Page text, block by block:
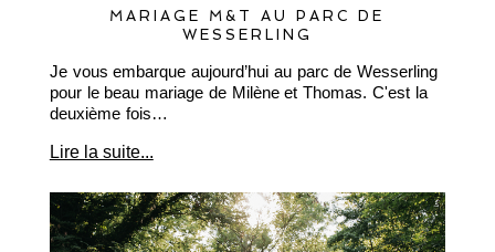
MARIAGE M&T AU PARC DE
WESSERLING
Je vous embarque aujourd’hui au parc de Wesserling
pour le beau mariage de Milène et Thomas. C'est la
deuxième fois…
Lire la suite...